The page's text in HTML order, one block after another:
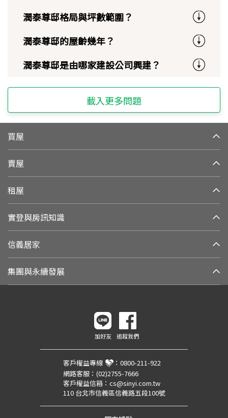
潤泰尊邸格局與坪數範圍？
潤泰尊邸的屋齡幾年？
潤泰尊邸是由哪家建設公司興建？
載入更多問題
買屋
賣屋
租屋
實登與房訊知識
信義居家
集團與永續發展
加好友 追蹤我們
客戶權益專線 ： 0800-211-922
網路客服： (02)2755-7666
客戶權益信箱： cs@sinyi.com.tw
110 台北市信義區信義路五段100號